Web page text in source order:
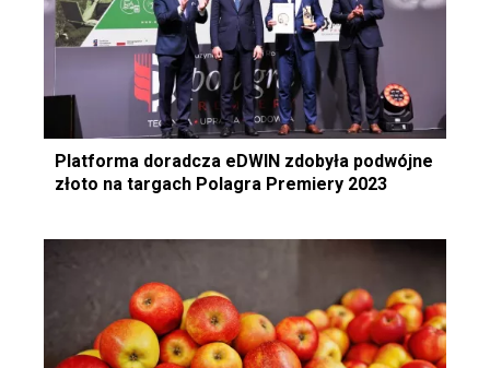
Platforma doradcza eDWIN zdobyła podwójne
złoto na targach Polagra Premiery 2023